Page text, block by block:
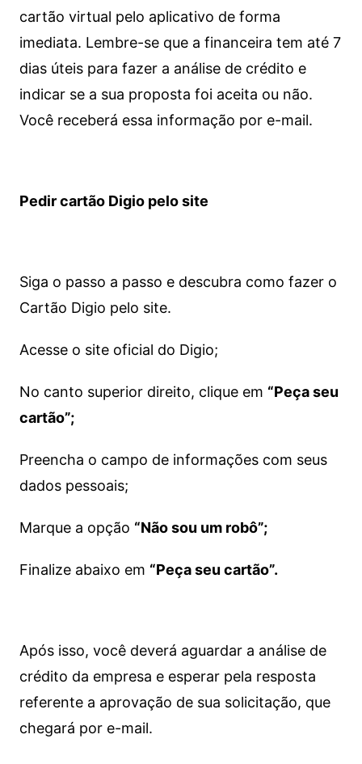
cartão virtual pelo aplicativo de forma
imediata. Lembre-se que a financeira tem até 7
dias úteis para fazer a análise de crédito e
indicar se a sua proposta foi aceita ou não.
Você receberá essa informação por e-mail.
Pedir cartão Digio pelo site
Siga o passo a passo e descubra como fazer o
Cartão Digio pelo site.
Acesse o site oficial do Digio;
No canto superior direito, clique em “Peça seu
cartão”;
Preencha o campo de informações com seus
dados pessoais;
Marque a opção “Não sou um robô”;
Finalize abaixo em “Peça seu cartão”.
Após isso, você deverá aguardar a análise de
crédito da empresa e esperar pela resposta
referente a aprovação de sua solicitação, que
chegará por e-mail.